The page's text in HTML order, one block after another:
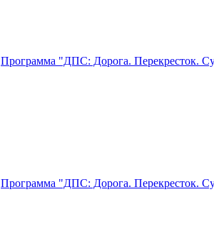
Программа "ДПС: Дорога. Перекресток.
Программа "ДПС: Дорога. Перекресток.